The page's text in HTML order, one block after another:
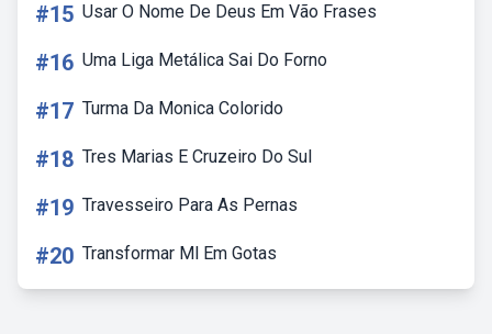
#15 Usar O Nome De Deus Em Vão Frases
#16 Uma Liga Metálica Sai Do Forno
#17 Turma Da Monica Colorido
#18 Tres Marias E Cruzeiro Do Sul
#19 Travesseiro Para As Pernas
#20 Transformar Ml Em Gotas